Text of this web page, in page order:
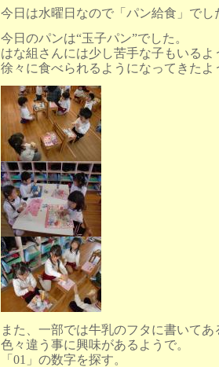
今日は水曜日なので「パン給食」でし
今日のパンは“玉子パン”でした。
はな組さんには少し苦手な子もいるよ
徐々に食べられるようになってきたよ
また、一部では牛乳のフタに書いてあ
色々違う事に興味があるようで。
「01」の数字を探す。